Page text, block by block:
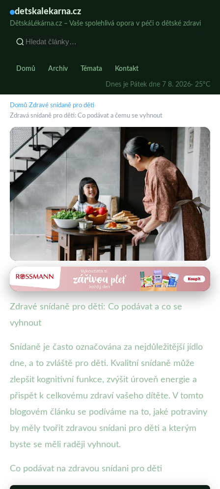
detskalekarna.cz
DětskáLékárna.cz – Vaše spolehlivá opora v péči o dětské zdraví
Domů Archiv Témata Kontakt
Dnes je Pátek dne 7 8. 2026· 25°C
Domů›Zdravé snídaně pro děti›
Zdravá snídaně pro děti: Co podávat a čemu se vyhnout
Zdravé snídaně pro děti
Zdravá snídaně pro děti: Co
podávat a čemu se vyhnout
Zdravé snídaně pro děti: Co podávat a co se
vyhnout
Snídaně je často označována za nejdůležitější jídlo
dne, a to zvláště pro děti. Kvalitní snídaně může
zlepšit kognitivní funkce, zvýšit úroveň energie a
přispět k celkovému zdraví vašeho dítěte. V tomto
blogovém článku se podíváme na to, jaké potraviny
by měly tvořit zdravou snídani pro děti a kterým
byste se měli raději vyhnout.
Co podávat na zdravou snídani pro děti